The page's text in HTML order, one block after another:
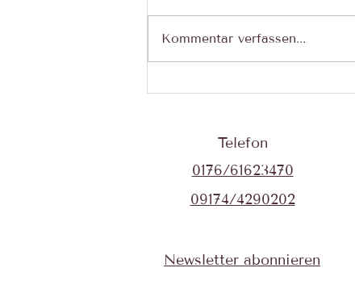
Motten im Ferienhaus: Warum
Urlaub jetzt anders packe
Kommentar verfassen...
Telefon
0176/61623470
09174/4290202
Newsletter abonnieren